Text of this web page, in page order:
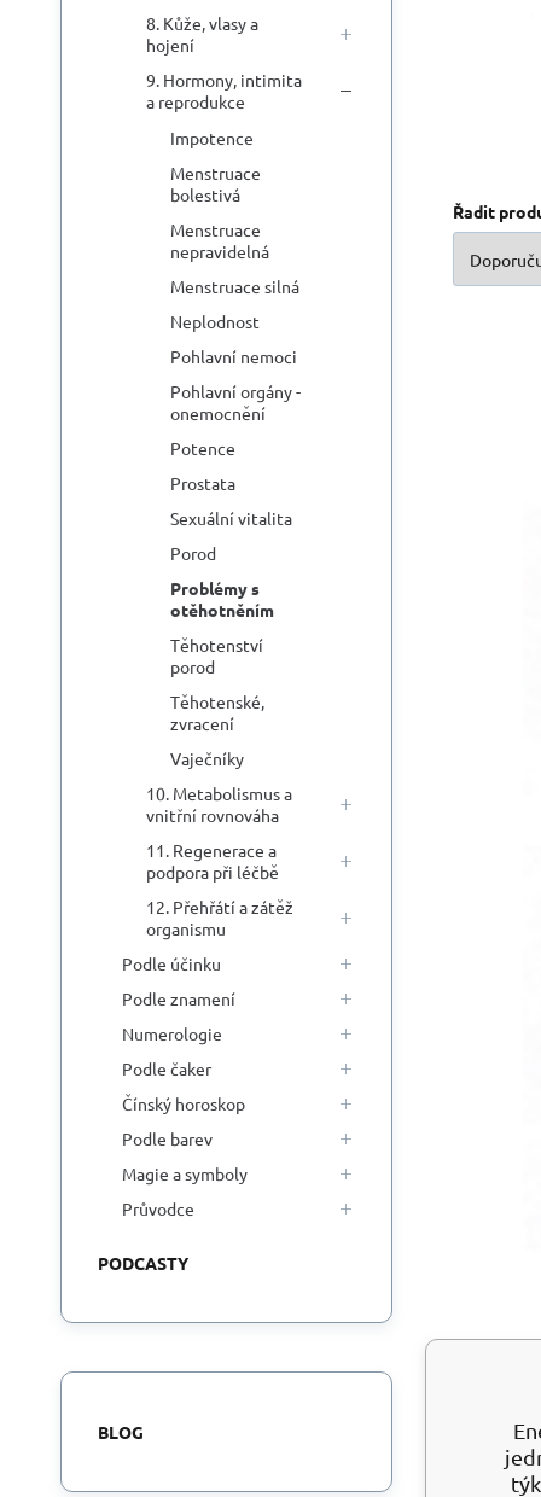
Řadit
8. Kůže, vlasy a
hojení
9. Hormony, intimita
a reprodukce
Impotence
Menstruace
bolestivá
Menstruace
nepravidelná
Menstruace silná
Neplodnost
Pohlavní nemoci
Pohlavní orgány -
onemocnění
Potence
Prostata
Sexuální vitalita
Porod
Problémy s
otěhotněním
Těhotenství
porod
Těhotenské,
zvracení
Vaječníky
10. Metabolismus a
vnitřní rovnováha
11. Regenerace a
podpora při léčbě
12. Přehřátí a zátěž
organismu
Podle účinku
Podle znamení
Numerologie
Podle čaker
Čínský horoskop
Podle barev
Magie a symboly
Průvodce
PODCASTY
BLOG